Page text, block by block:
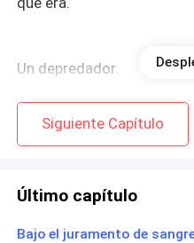
Un depredador.
— No sé quién te vendió
paso más…
eligió para ser tu esposo?
Siguiente Capítulo
Último capítulo